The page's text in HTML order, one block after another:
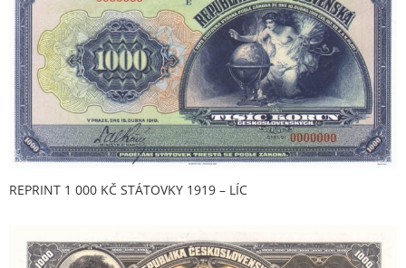
REPRINT 1 000 KČ STÁTOVKY 1919 – LÍC